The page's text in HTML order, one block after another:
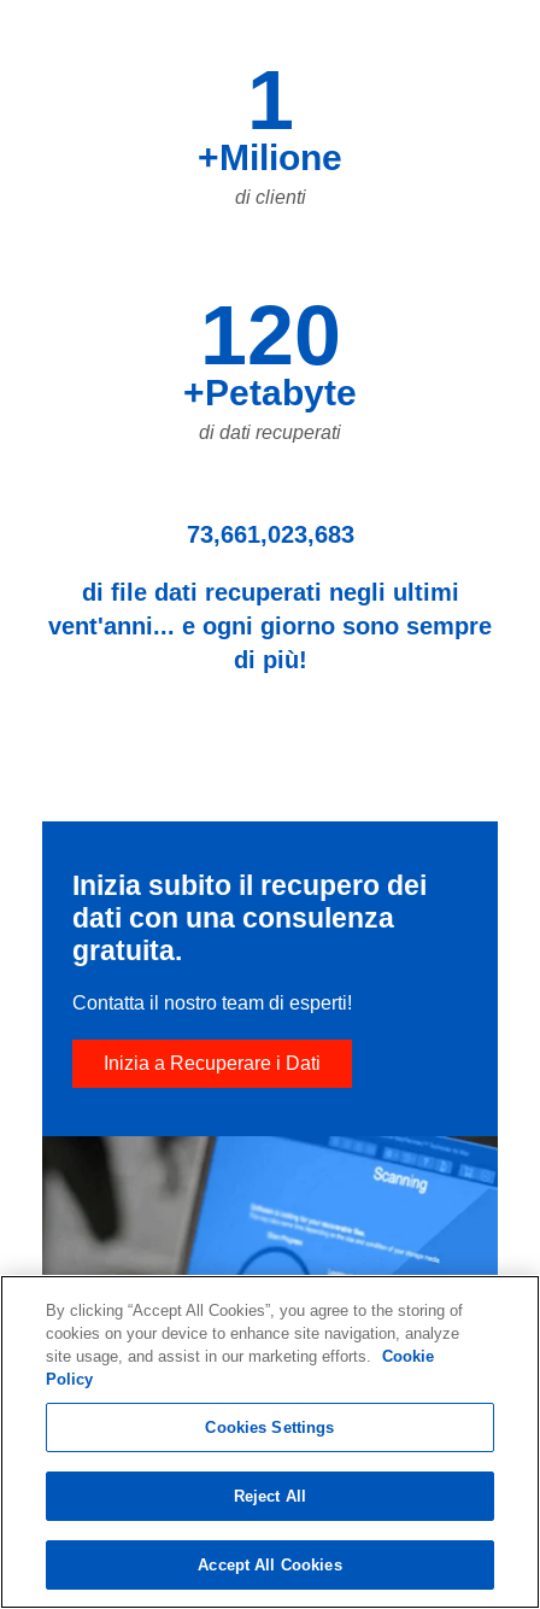
1
+Milione
di clienti
120
+Petabyte
di dati recuperati
73,661,023,683
di file dati recuperati negli ultimi
vent'anni... e ogni giorno sono sempre
di più!
Inizia subito il recupero dei
dati con una consulenza
gratuita.
Contatta il nostro team di esperti!
Inizia a Recuperare i Dati
suggerimenti sul recupero dati, aggiornamenti
By clicking “Accept All Cookies”, you agree to the storing of
cookies on your device to enhance site navigation, analyze
site usage, and assist in our marketing efforts.
Cookie
Policy
Cookies Settings
Reject All
Accept All Cookies